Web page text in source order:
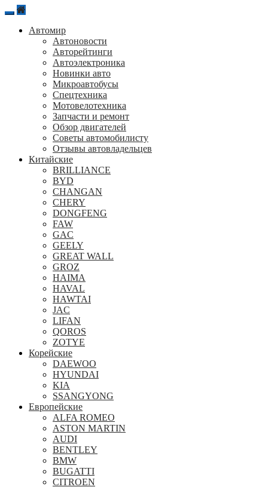
Перейти
содержанию
Автомир
Автоновости
Авторейтинги
Автоэлектроника
Новинки авто
Микроавтобусы
Спецтехника
Мотовелотехника
Запчасти и ремонт
Обзор двигателей
Советы автомобилисту
Отзывы автовладельцев
Китайские
BRILLIANCE
BYD
CHANGAN
CHERY
DONGFENG
FAW
GAC
GEELY
GREAT WALL
GROZ
HAIMA
HAVAL
HAWTAI
JAC
LIFAN
QOROS
ZOTYE
Корейские
DAEWOO
HYUNDAI
KIA
SSANGYONG
Европейские
ALFA ROMEO
ASTON MARTIN
AUDI
BENTLEY
BMW
BUGATTI
CITROEN